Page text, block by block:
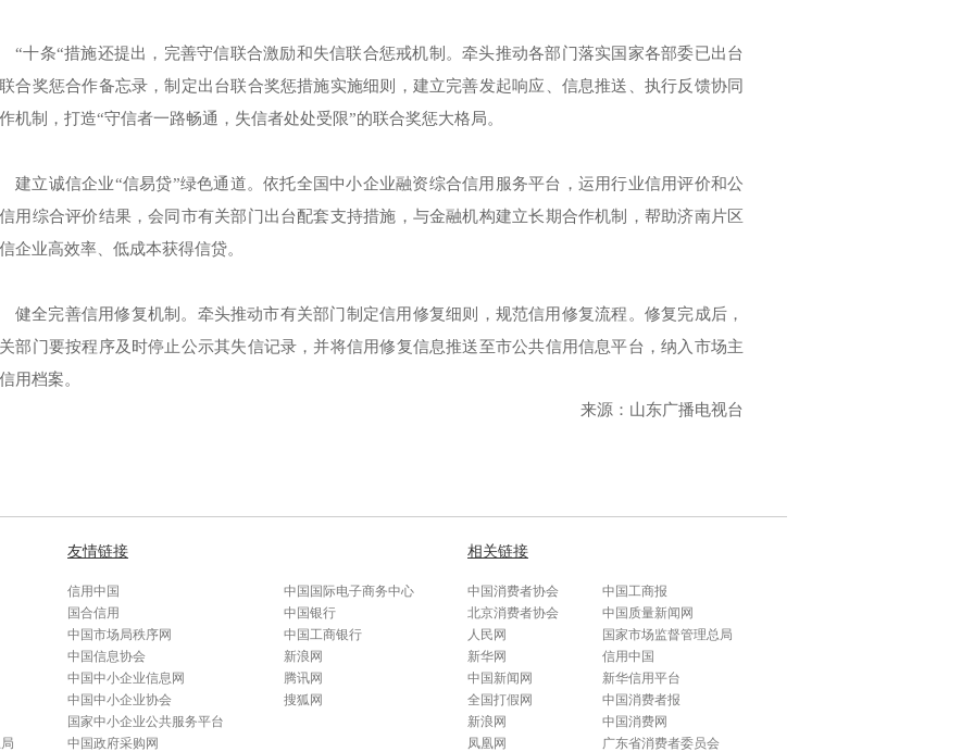
“十条“措施还提出，完善守信联合激励和失信联合惩戒机制。牵头推动各部门落实国家各部委已出台
合奖惩合作备忘录，制定出台联合奖惩措施实施细则，建立完善发起响应、信息推送、执行反馈协同
机制，打造“守信者一路畅通，失信者处处受限”的联合奖惩大格局。
建立诚信企业“信易贷”绿色通道。依托全国中小企业融资综合信用服务平台，运用行业信用评价和公
用综合评价结果，会同市有关部门出台配套支持措施，与金融机构建立长期合作机制，帮助济南片区
企业高效率、低成本获得信贷。
健全完善信用修复机制。牵头推动市有关部门制定信用修复细则，规范信用修复流程。修复完成后，
部门要按程序及时停止公示其失信记录，并将信用修复信息推送至市公共信用信息平台，纳入市场主
用档案。
来源：山东广播电视台
友情链接 相关链接
信用中国
国合信用
中国市场局秩序网
中国信息协会
中国中小企业信息网
中国中小企业协会
国家中小企业公共服务平台
中国政府采购网
中国国际电子商务中心
中国银行
中国工商银行
新浪网
腾讯网
搜狐网
中国消费者协会
北京消费者协会
人民网
新华网
中国新闻网
全国打假网
新浪网
凤凰网
中国工商报
中国质量新闻网
国家市场监督管理总局
信用中国
新华信用平台
中国消费者报
中国消费网
广东省消费者委员会